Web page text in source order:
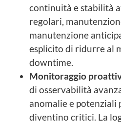
continuità e stabilità
regolari,
manutenzione
esplicito di ridurre al
downtime.
Monitoraggio
di osservabilità
anomalie e potenziali
diventino critici. La